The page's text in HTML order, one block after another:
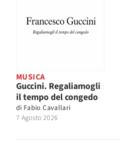
MUSICA
Guccini. Regaliamogli
il tempo del congedo
di Fabio Cavallari
7 Agosto 2026